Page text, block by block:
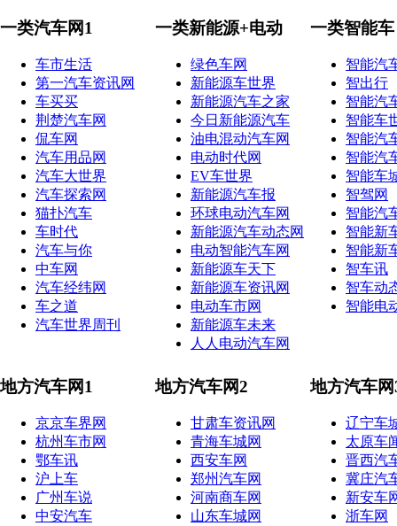
一类汽车网1
车市生活
第一汽车资讯网
车买买
荆楚汽车网
侃车网
汽车用品网
汽车大世界
汽车探索网
猫扑汽车
车时代
汽车与你
中车网
汽车经纬网
车之道
汽车世界周刊
一类新能源+电动
绿色车网
新能源车世界
新能源汽车之家
今日新能源汽车
油电混动汽车网
电动时代网
EV车世界
新能源汽车报
环球电动汽车网
新能源汽车动态网
电动智能汽车网
新能源车天下
新能源车资讯网
电动车市网
新能源车未来
人人电动汽车网
一类智能车
智能汽
智出行
智能汽
智能车
智能汽
智能汽
智能车
智驾网
智能汽
智能新
智能新
智车讯
智车动
智能电
地方汽车网1
京京车界网
杭州车市网
鄂车讯
沪上车
广州车说
中安汽车
地方汽车网2
甘肃车资讯网
青海车城网
西安车网
郑州汽车网
河南商车网
山东车城网
地方汽车网
辽宁车
太原车
晋西汽
冀庄汽
新安车
浙车网